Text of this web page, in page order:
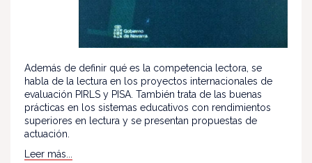
Además de definir qué es la competencia lectora, se
habla de la lectura en los proyectos internacionales de
evaluación PIRLS y PISA. También trata de las buenas
prácticas en los sistemas educativos con rendimientos
superiores en lectura y se presentan propuestas de
actuación.
Leer más...